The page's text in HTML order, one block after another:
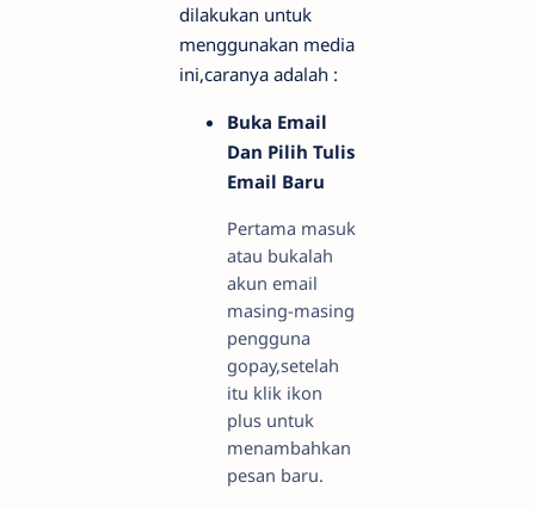
dilakukan untuk
menggunakan media
ini,caranya adalah :
Buka Email
Dan Pilih Tulis
Email Baru
Pertama masuk
atau bukalah
akun email
masing-masing
pengguna
gopay,setelah
itu klik ikon
plus untuk
menambahkan
pesan baru.